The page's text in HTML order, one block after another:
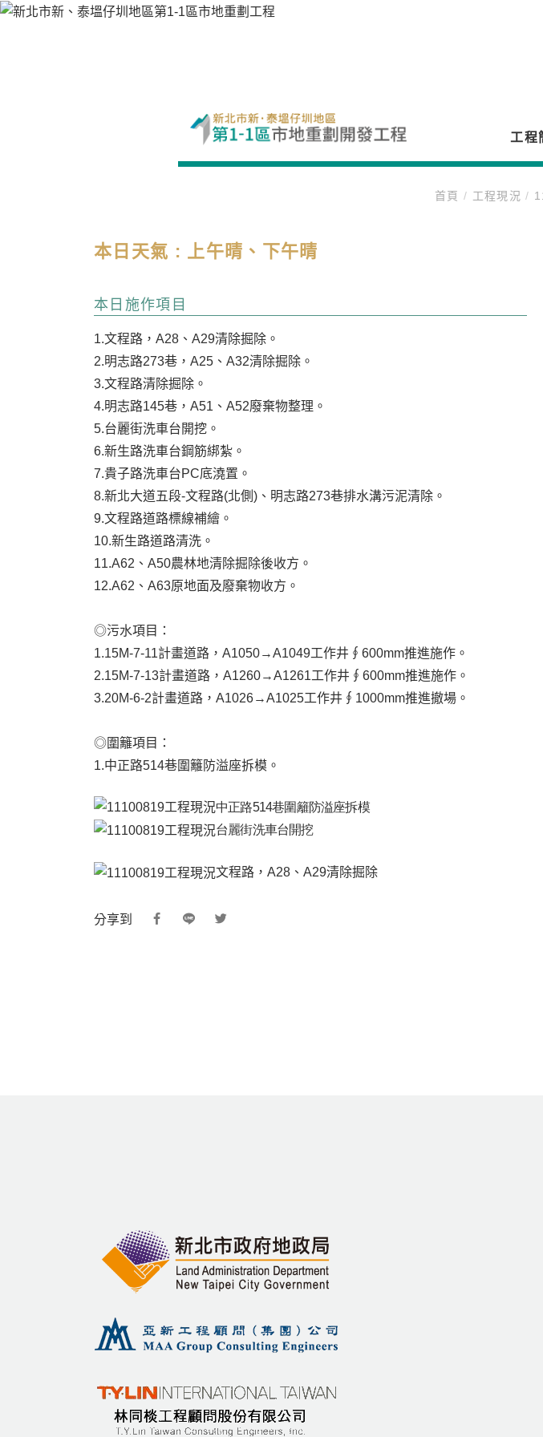
工程
首頁 / 工程現況/
本日天氣 : 上午晴、下午晴
本日施作項目
1.文程路，A28、A29清除掘除。
2.明志路273巷，A25、A32清除掘除。
3.文程路清除掘除。
4.明志路145巷，A51、A52廢棄物整理。
5.台麗街洗車台開挖。
6.新生路洗車台鋼筋綁紮。
7.貴子路洗車台PC底澆置。
8.新北大道五段-文程路(北側)、明志路273巷排水溝污泥清除。
9.文程路道路標線補繪。
10.新生路道路清洗。
11.A62、A50農林地清除掘除後收方。
12.A62、A63原地面及廢棄物收方。
◎污水項目：
1.15M-7-11計畫道路，A1050→A1049工作井∮600mm推進施作。
2.15M-7-13計畫道路，A1260→A1261工作井∮600mm推進施作。
3.20M-6-2計畫道路，A1026→A1025工作井∮1000mm推進撤場。
◎圍籬項目：
1.中正路514巷圍籬防溢座拆模。
中正路514巷圍籬防溢座拆模
台麗街洗車台開挖
文程路，A28、A29清除掘除
分享到